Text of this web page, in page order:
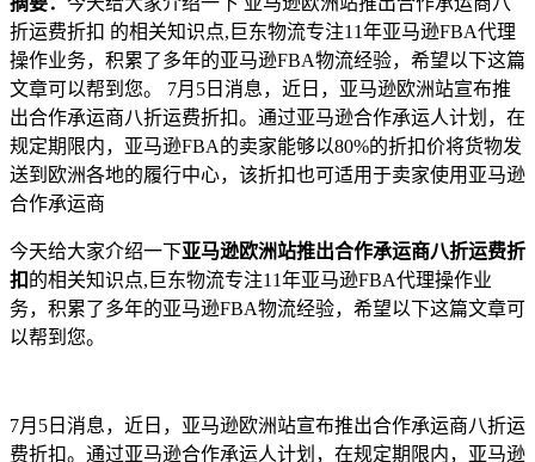
折运费折扣 的相关知识点,巨东物流专注11年亚马逊FBA代理
操作业务，积累了多年的亚马逊FBA物流经验，希望以下这篇
文章可以帮到您。 7月5日消息，近日，亚马逊欧洲站宣布推
出合作承运商八折运费折扣。通过亚马逊合作承运人计划，在
规定期限内，亚马逊FBA的卖家能够以80%的折扣价将货物发
送到欧洲各地的履行中心，该折扣也可适用于卖家使用亚马逊
合作承运商
今天给大家介绍一下亚马逊欧洲站推出合作承运商八折运费折
扣 的相关知识点,巨东物流专注11年亚马逊FBA代理操作业
务，积累了多年的亚马逊FBA物流经验，希望以下这篇文章可
以帮到您。
7月5日消息，近日，亚马逊欧洲站宣布推出合作承运商八折运
费折扣。通过亚马逊合作承运人计划，在规定期限内，亚马逊